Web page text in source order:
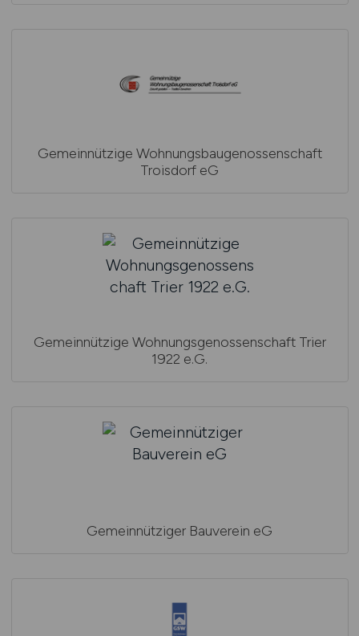
Gemeinnützige Wohnungsbaugenossenschaft
Troisdorf eG
Gemeinnützige Wohnungsgenossenschaft Trier
1922 e.G.
Gemeinnütziger Bauverein eG